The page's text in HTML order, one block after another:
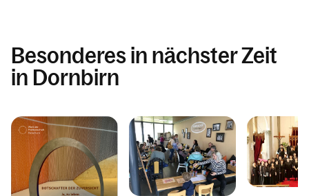
Besonderes in nächster Zeit
in Dornbirn